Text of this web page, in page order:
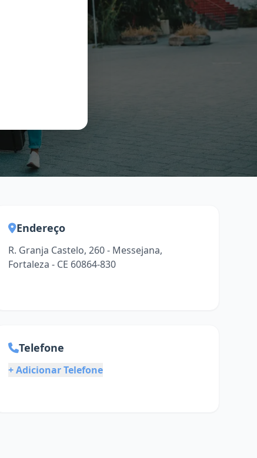
Endereço
R. Granja Castelo, 260 - Messejana,
Fortaleza - CE 60864-830
Telefone
+ Adicionar Telefone